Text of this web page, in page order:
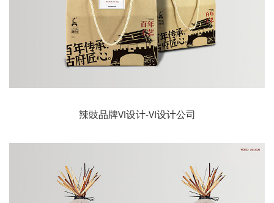
辣豉品牌VI设计-VI设计公司